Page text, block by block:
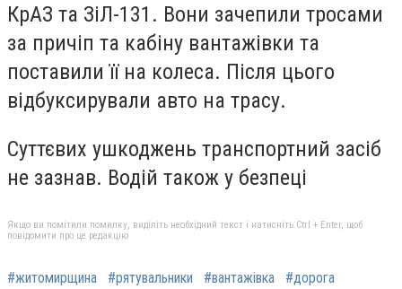
КрАЗ та ЗіЛ-131. Вони зачепили тросами
за причіп та кабіну вантажівки та
поставили її на колеса. Після цього
відбуксирували авто на трасу.
Суттєвих ушкоджень транспортний засіб
не зазнав. Водій також у безпеці
Якщо ви помітили помилку, виділіть необхідний текст і натисніть Ctrl + Enter, щоб
повідомити про це редакцію
#житомирщина #рятувальники #вантажівка #дорога